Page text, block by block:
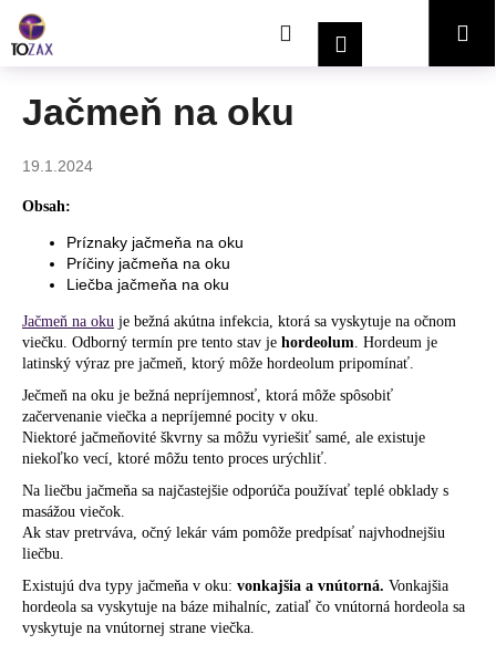
obsah
HľadaťPrihlásenieNákupný
Jačmeň na oku
19.1.2024
Obsah:
Príznaky jačmeňa na oku
Príčiny jačmeňa na oku
Liečba jačmeňa na oku
Jačmeň na oku je bežná akútna infekcia, ktorá sa vyskytuje na očnom
viečku. Odborný termín pre tento stav je hordeolum . Hordeum je
latinský výraz pre jačmeň, ktorý môže hordeolum pripomínať.
Ječmeň na oku je bežná nepríjemnosť, ktorá môže spôsobiť
začervenanie viečka a nepríjemné pocity v oku.
Niektoré jačmeňovité škvrny sa môžu vyriešiť samé, ale existuje
niekoľko vecí, ktoré môžu tento proces urýchliť.
Na liečbu jačmeňa sa najčastejšie odporúča používať teplé obklady s
masážou viečok.
Ak stav pretrváva, očný lekár vám pomôže predpísať najvhodnejšiu
liečbu.
Existujú dva typy jačmeňa v oku: vonkajšia a vnútorná. Vonkajšia
hordeola sa vyskytuje na báze mihalníc, zatiaľ čo vnútorná hordeola sa
vyskytuje na vnútornej strane viečka.
o
Č
p
o
b
u
e
t
e
n
á
j
s
ť
?